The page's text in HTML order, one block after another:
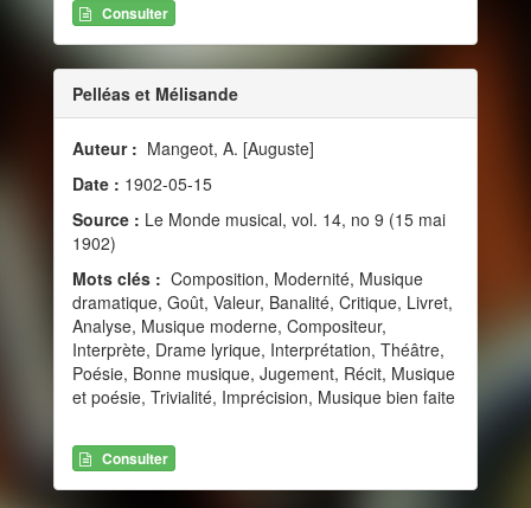
Consulter
Pelléas et Mélisande
Auteur : Mangeot, A. [Auguste]
Date : 1902-05-15
Source : Le Monde musical, vol. 14, no 9 (15 mai
1902)
Mots clés : Composition, Modernité, Musique
dramatique, Goût, Valeur, Banalité, Critique, Livret,
Analyse, Musique moderne, Compositeur,
Interprète, Drame lyrique, Interprétation, Théâtre,
Poésie, Bonne musique, Jugement, Récit, Musique
et poésie, Trivialité, Imprécision, Musique bien faite
Consulter